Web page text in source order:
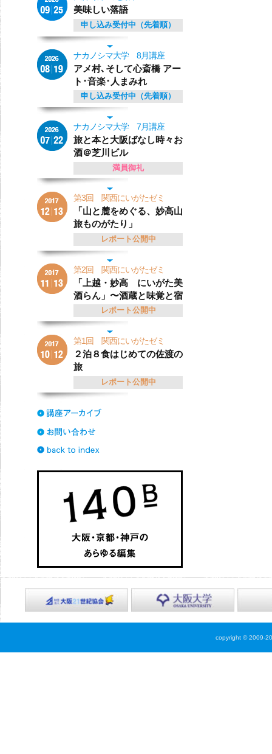
美味しい落語
申し込み受付中（先着順）
ナカノシマ大学 8月講座
アメ村､そして心斎橋 アー
ト･音楽･人まみれ
申し込み受付中（先着順）
ナカノシマ大学 7月講座
旅と本と大阪ばなし時々お
酒＠芝川ビル
満員御礼
第3回 関西にいがたゼミ
「山と麓をめぐる、妙高山
旅ものがたり」
レポート公開中
第2回 関西にいがたゼミ
「上越・妙高 にいがた美
酒らん」〜酒蔵と味覚と宿
レポート公開中
第1回 関西にいがたゼミ
２泊８食はじめての佐渡の
旅
レポート公開中
copyright © 2009-